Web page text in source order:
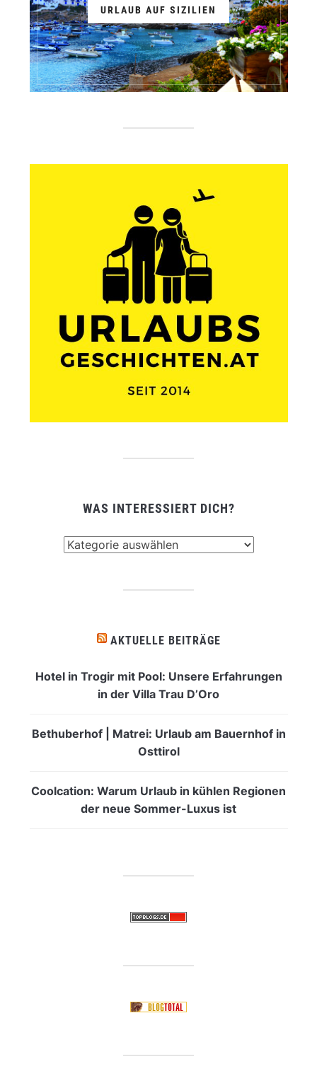
URLAUB AUF SIZILIEN
WAS INTERESSIERT DICH?
AKTUELLE BEITRÄGE
Hotel in Trogir mit Pool: Unsere Erfahrungen
in der Villa Trau D’Oro
Bethuberhof | Matrei: Urlaub am Bauernhof in
Osttirol
Coolcation: Warum Urlaub in kühlen Regionen
der neue Sommer-Luxus ist